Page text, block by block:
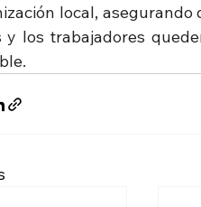
local,
y los trabajadores